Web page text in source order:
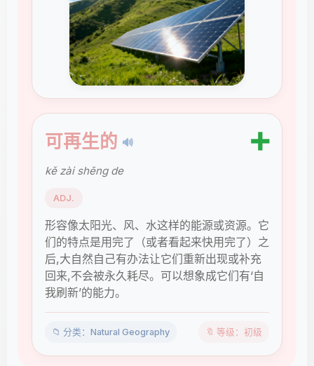
可再生的 🔊 ➕
kě zài shēng de
ADJ.
形容像太阳光、风、水这样的能源或资源。它
们的特点是用完了（或者看起来快用完了）之
后,大自然自己有办法让它们重新出现或补充
回来,不会被永久耗尽。可以想象成它们有‘自
我刷新’的能力。
📁 分类：Natural Geography 🔖 等级：初级